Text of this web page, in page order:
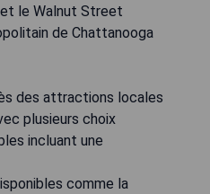
le Walnut Street
de Chattanooga
des attractions locales
plusieurs choix
incluant une
comme la